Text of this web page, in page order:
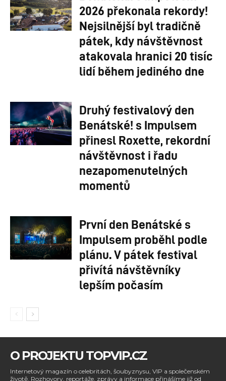
2026 překonala rekordy!
Nejsilnější byl tradičně
pátek, kdy návštěvnost
atakovala hranici 20 tisíc
lidí během jediného dne
Druhý festivalový den
Benátské! s Impulsem
přinesl Roxette, rekordní
návštěvnost i řadu
nezapomenutelných
momentů
První den Benátské s
Impulsem proběhl podle
plánu. V pátek festival
přivítá návštěvníky
lepším počasím
O PROJEKTU TOPVIP.CZ
Internetový magazín o celebritách, šoubyznysu, VIP a společenském
životě. Rozhovory, reportáže, zprávy a informace přinášíme již od